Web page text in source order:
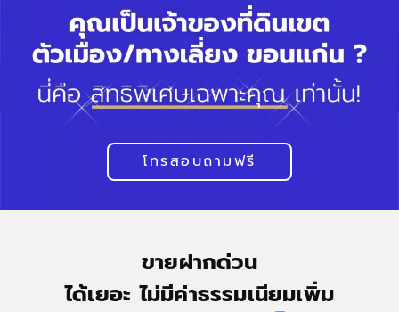
โทรสอบถามฟรี
ขายฝากด่วน
ได้เยอะ ไม่มีค่าธรรมเนียมเพิ่ม